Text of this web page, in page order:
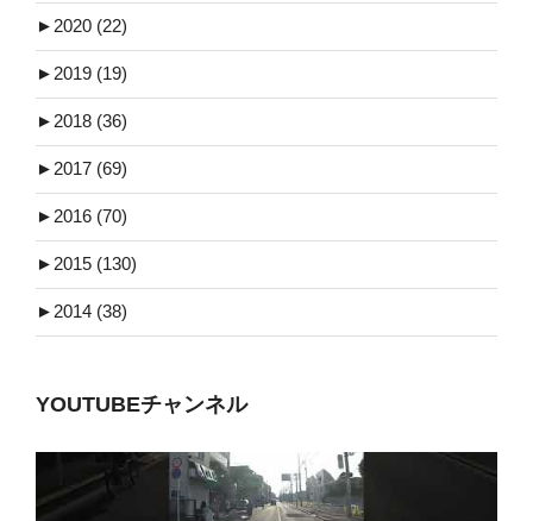
►2020 (22)
►2019 (19)
►2018 (36)
►2017 (69)
►2016 (70)
►2015 (130)
►2014 (38)
YOUTUBEチャンネル